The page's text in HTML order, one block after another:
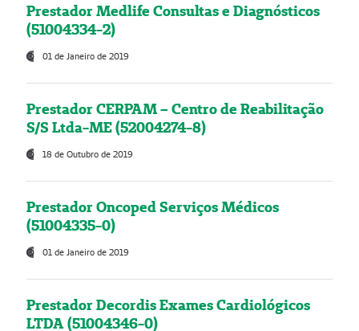
Prestador Medlife Consultas e Diagnósticos
(51004334-2)
01 de Janeiro de 2019
Prestador CERPAM – Centro de Reabilitação
S/S Ltda-ME (52004274-8)
18 de Outubro de 2019
Prestador Oncoped Serviços Médicos
(51004335-0)
01 de Janeiro de 2019
Prestador Decordis Exames Cardiológicos
LTDA (51004346-0)